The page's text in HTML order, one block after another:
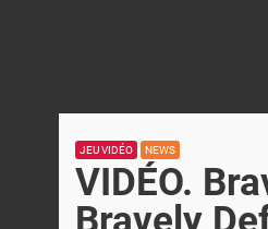
JEU VIDÉO NEWS
VIDÉO.